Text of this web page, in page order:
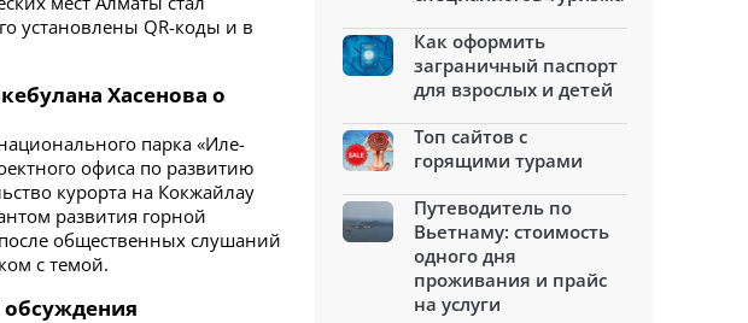
установлены QR-коды и в
Хасенова о
парка «Иле-
офиса по развитию
курорта на Кокжайлау
развития горной
общественных слушаний
с темой.
Как оформить
заграничный паспорт
для взрослых и детей
Топ сайтов с
горящими турами
Путеводитель по
Вьетнаму: стоимость
одного дня
проживания и прайс
на услуги